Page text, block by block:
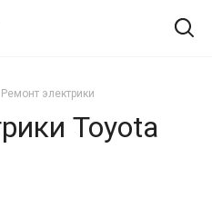
Ремонт электрики
Toyota